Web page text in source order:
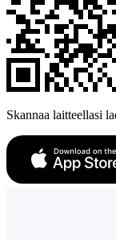
Skannaa laitteellasi